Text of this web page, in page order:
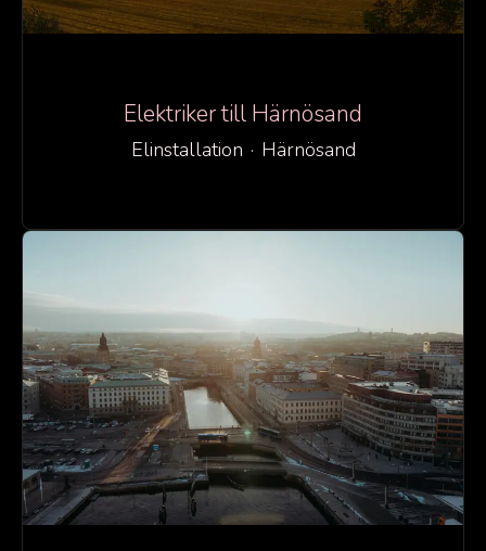
Elektriker till Härnösand
Elinstallation · Härnösand